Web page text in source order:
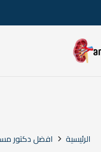
الرئيسية افضل دكتور